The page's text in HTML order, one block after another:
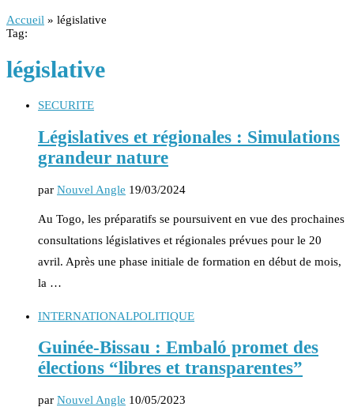
Accueil » législative
Tag:
législative
SECURITE
Législatives et régionales : Simulations
grandeur nature
par Nouvel Angle 19/03/2024
Au Togo, les préparatifs se poursuivent en vue des prochaines
consultations législatives et régionales prévues pour le 20
avril. Après une phase initiale de formation en début de mois,
la …
INTERNATIONALPOLITIQUE
Guinée-Bissau : Embaló promet des
élections “libres et transparentes”
par Nouvel Angle 10/05/2023